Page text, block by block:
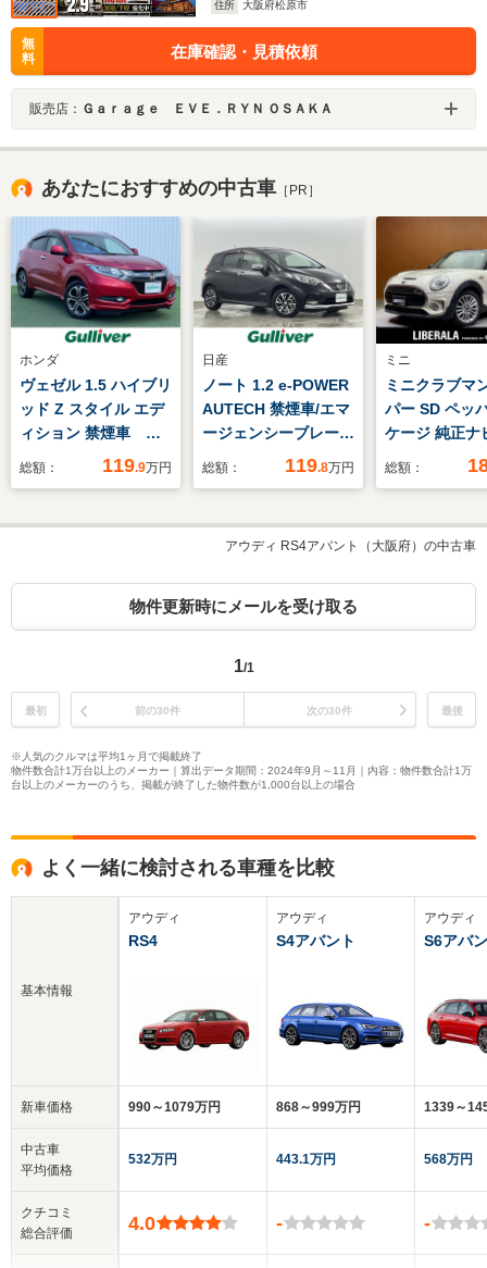
住所
大阪府松原市
無
料
在庫確認・見積依頼
販売店： Ｇａｒａｇｅ ＥＶＥ．ＲＹＮ ＯＳＡＫＡ
あなたにおすすめの中古車 ［PR］
ホンダ
ヴェゼル 1.5 ハイブリ
ッド Z スタイル エデ
ィション 禁煙車 純
正ナビ バックカメ
ール ビルトイン
ング ステアリングリ
総額： 119.9万円
日産
ノート 1.2 e-POWER
AUTECH 禁煙車/エマ
ージェンシーブレー
キ/レーンキープ/レー
ー/アラウンドビュー
モニター/インテリジ
オーテック仕様AW/オ
総額： 119.8万円
ミニ
ミニクラブマ
パー SD ペッ
ケージ 純正ナ
総額：
アウディ RS4アバント（大阪府）の中古車
物件更新時にメールを受け取る
1/1
最初 前の30件 次の30件 最後
※人気のクルマは平均1ヶ月で掲載終了
物件数合計1万台以上のメーカー｜算出データ期間：2024年9月～11月｜内容：物件数合計1万
台以上のメーカーのうち、掲載が終了した物件数が1,000台以上の場合
よく一緒に検討される車種を比較
基本情報
新車価格
中古車
平均価格
クチコミ
総合評価
アウディ
RS4
990～1079万円
532万円
4.0
アウディ
S4アバント
868～999万円
443.1万円
-
アウディ
S6アバ
1339～
568万円
-